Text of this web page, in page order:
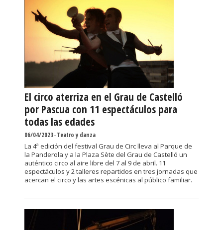
El circo aterriza en el Grau de Castelló
por Pascua con 11 espectáculos para
todas las edades
06/04/2023-Teatro y danza
La 4ª edición del festival Grau de Circ lleva al Parque de
la Panderola y a la Plaza Sète del Grau de Castelló un
auténtico circo al aire libre del 7 al 9 de abril. 11
espectáculos y 2 talleres repartidos en tres jornadas que
acercan el circo y las artes escénicas al público familiar.